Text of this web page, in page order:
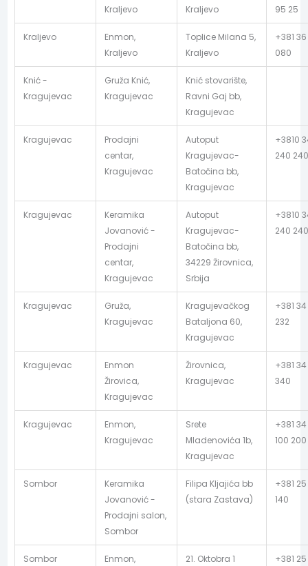
Kraljevo
Kraljevo
95 25
Kraljevo
Enmon,
Kraljevo
Toplice Milana 5,
Kraljevo
+381
080
Knić -
Kragujevac
Gruža Knić,
Kragujevac
Knić stovarište,
Ravni Gaj bb,
Kragujevac
Kragujevac
Prodajni
centar,
Kragujevac
Autoput
Kragujevac-
Batočina bb,
Kragujevac
+3810
240 240
Kragujevac
Keramika
Jovanović -
Prodajni
centar,
Kragujevac
Autoput
Kragujevac-
Batočina bb,
34229 Žirovnica,
Srbija
+3810
240 240
Kragujevac
Gruža,
Kragujevac
Kragujevačkog
Bataljona 60,
Kragujevac
+381
232
Kragujevac
Enmon
Žirovica,
Kragujevac
Žirovnica,
Kragujevac
+381
340
Kragujevac
Enmon,
Kragujevac
Srete
Mladenovića 1b,
Kragujevac
+381
100 200
Sombor
Keramika
Jovanović -
Prodajni salon,
Sombor
Filipa Kljajića bb
(stara Zastava)
+381
140
Sombor
Enmon,
21. Oktobra 1
+381